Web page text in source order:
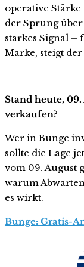
operative
der Sprung
starkes Signal –
Marke, steigt
Stand heute,
verkaufen?
Wer in Bunge
sollte die Lage
vom 09. August
warum
es wirkt.
Bunge: Gratis-